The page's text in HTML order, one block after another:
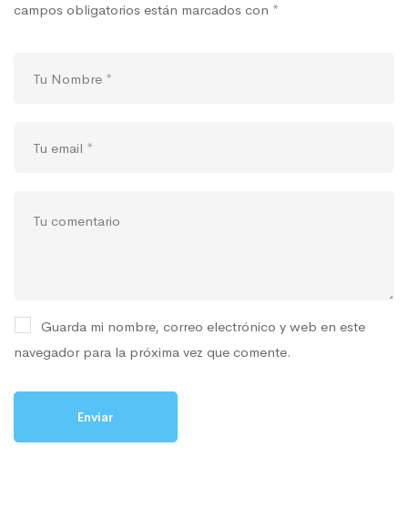
campos obligatorios están marcados con *
Guarda mi nombre, correo electrónico y web en este
navegador para la próxima vez que comente.